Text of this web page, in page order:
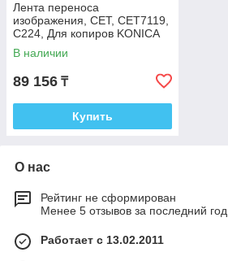
Лента переноса
изображения, СЕТ, CET7119,
C224, Для копиров KONICA
MINOLTA Bizhub C224,
Япония
В наличии
89 156 ₸
Купить
О нас
Рейтинг не сформирован
Менее 5 отзывов за последний год
Работает с 13.02.2011